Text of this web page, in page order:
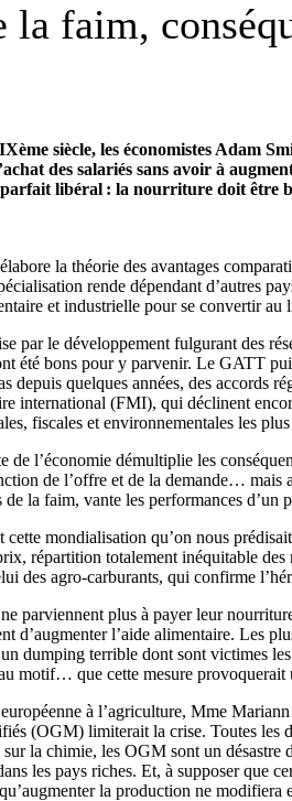
la faim,
siècle, les économistes Adam
des salariés sans avoir à
libéral : la nourriture doit être
la théorie des avantages
rende dépendant d’autres
et industrielle pour se convertir au
par le développement fulgurant des
été bons pour y parvenir. Le GATT
depuis quelques années, des accords
international (FMI), qui déclinent
fiscales et environnementales les
de l’économie démultiplie les
de l’offre et de la demande… mais
la faim, vante les performances d’un
mondialisation qu’on nous
répartition totalement inéquitable
des agro-carburants, qui confirme
parviennent plus à payer leur
d’augmenter l’aide alimentaire. Les
dumping terrible dont sont victimes
motif… que cette mesure
à l’agriculture, Mme
(OGM) limiterait la crise. Toutes les
la chimie, les OGM sont un
les pays riches. Et, à supposer que
la production ne modifiera